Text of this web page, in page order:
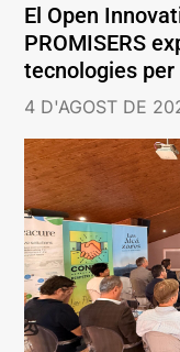
El Open
PROMISERS
tecnologies per
4 D'AGOST DE